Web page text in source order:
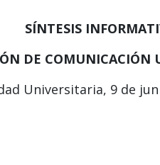
SÍNTESIS
DE COMUNICACIÓN
Universitaria, 9 de